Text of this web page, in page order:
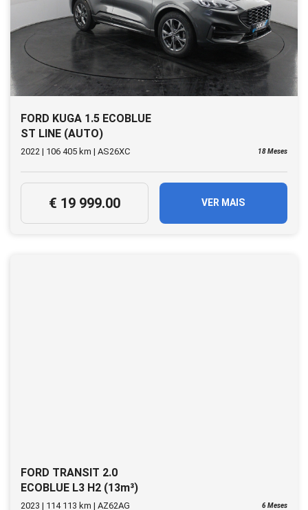
FORD KUGA 1.5 ECOBLUE
ST LINE (AUTO)
2022 | 106 405 km | AS26XC 18 Meses
€ 19 999.00 VER MAIS
FORD TRANSIT 2.0
ECOBLUE L3 H2 (13m³)
2023 | 114 113 km | AZ62AG 6 Meses